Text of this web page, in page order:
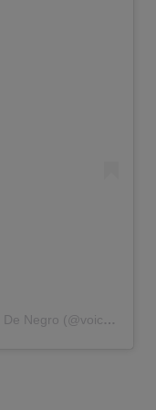
Una publicación compartida por Airyn De Negro (@voiceofairyn)